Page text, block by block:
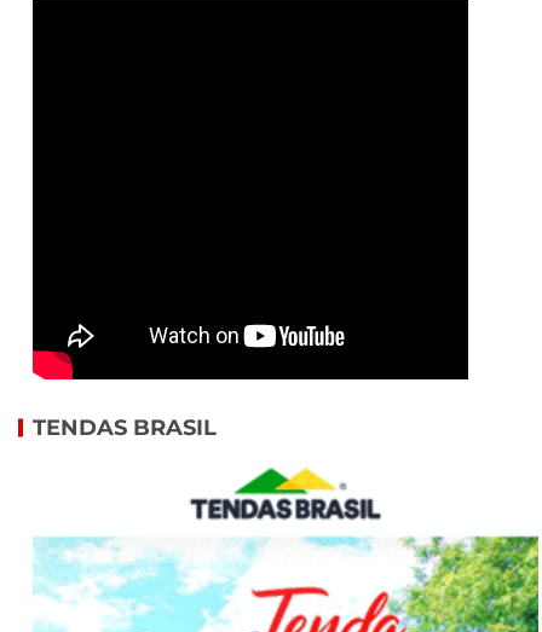
TENDAS BRASIL